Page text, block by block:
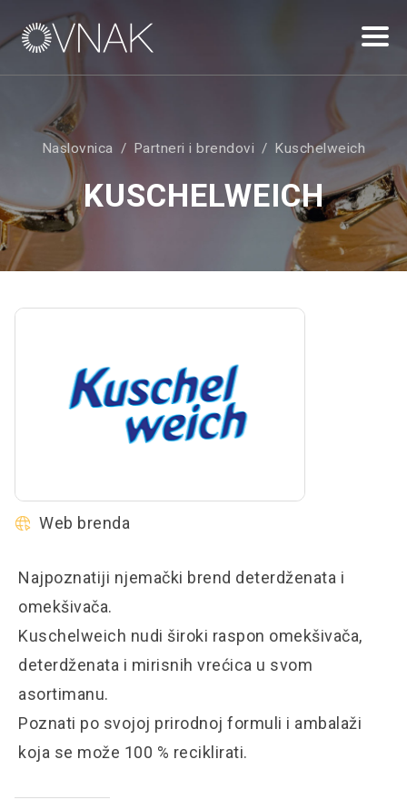
Naslovnica Partneri i brendovi Kuschelweich
KUSCHELWEICH
Web brenda
Najpoznatiji njemački brend deterdženata i
omekšivača.
Kuschelweich nudi široki raspon omekšivača,
deterdženata i mirisnih vrećica u svom
asortimanu.
Poznati po svojoj prirodnoj formuli i ambalaži
koja se može 100 % reciklirati.